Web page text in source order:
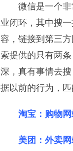
微信是一个
业闭环，其中搜
容，链接到第三
索提供的只有两
深，真有事情去
据以前的行为，匹
淘宝：购物
美团：外卖